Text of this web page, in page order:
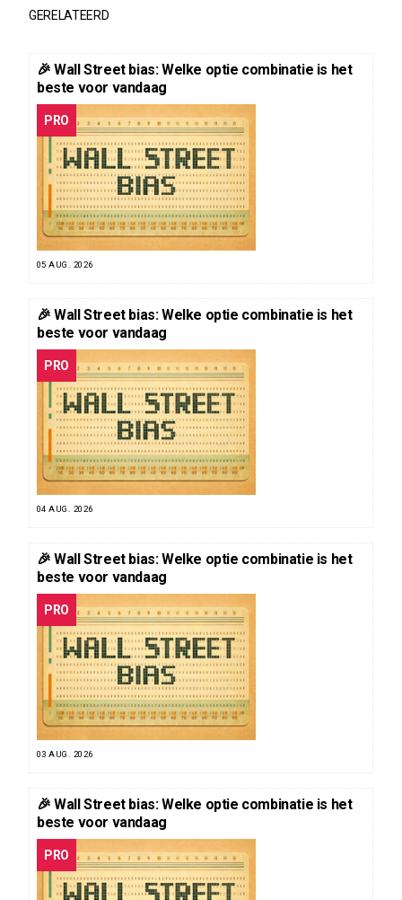
GERELATEERD
🎉 Wall Street bias: Welke optie combinatie is het
beste voor vandaag
PRO
05 AUG. 2026
🎉 Wall Street bias: Welke optie combinatie is het
beste voor vandaag
PRO
04 AUG. 2026
🎉 Wall Street bias: Welke optie combinatie is het
beste voor vandaag
PRO
03 AUG. 2026
🎉 Wall Street bias: Welke optie combinatie is het
beste voor vandaag
PRO